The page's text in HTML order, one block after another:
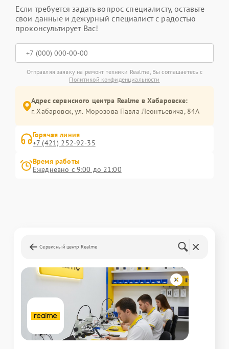
Если требуется задать вопрос специалисту, оставьте
свои данные и дежурный специалист с радостью
проконсультирует Вас!
Отправляя заявку на ремонт техники Realme, Вы соглашаетесь с
Политикой конфиденциальности
Адрес сервисного центра Realme в Хабаровске:
г. Хабаровск, ул. Морозова Павла Леонтьевича, 84А
Горячая линия
+7 (421) 252-92-35
Время работы
Ежедневно с 9:00 до 21:00
Сервисный центр Realme